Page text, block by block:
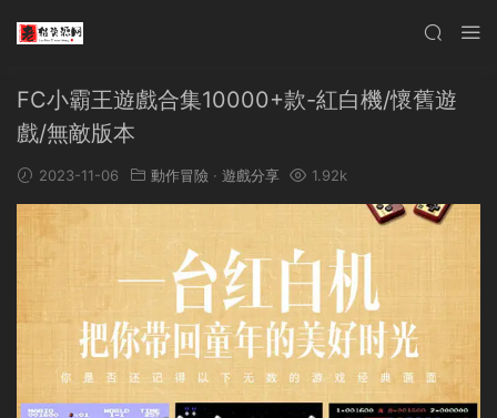
FC小霸王遊戲合集10000+款-紅白機/懷舊遊
戲/無敵版本
2023-11-06 動作冒險 · 遊戲分享 1.92k